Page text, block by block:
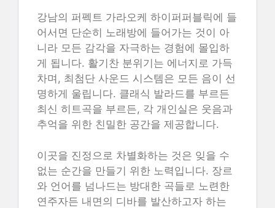
강남의 퍼펙트 가라오케 하이퍼퍼블릭에 들
어서면 단순히 노래방에 들어가는 것이 아
니라 모든 감각을 자극하는 경험에 몰입하
게 됩니다. 활기찬 분위기는 에너지로 가득
차며, 최첨단 사운드 시스템은 모든 음이 선
명하게 울립니다. 클래식 발라드를 부르든
최신 히트곡을 부르든, 각 개인실은 웃음과
추억을 위한 친밀한 공간을 제공합니다.
이곳을 진정으로 차별화하는 것은 잊을 수
없는 순간을 만들기 위한 노력입니다. 장르
와 언어를 넘나드는 방대한 곡들로 노련한
연주자든 내면의 디바를 발산하고자 하는